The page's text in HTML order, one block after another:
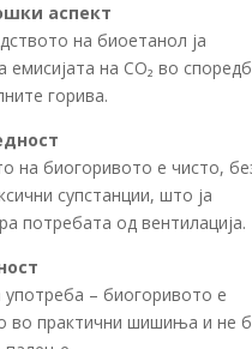
аспект
на биоетанол ја
емисијата на CO₂ во
горива.
на биогоривото е чисто,
супстанции, што ја
потребата од вентилација.
употреба – биогоривото е
во практични шишиња и не